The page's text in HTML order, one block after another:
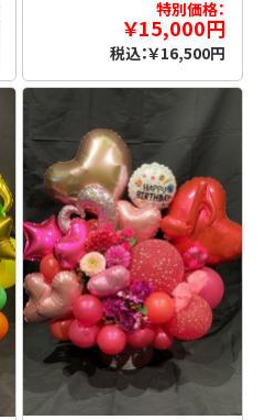
特別価格：
￥15,000円
税込：￥16,500円